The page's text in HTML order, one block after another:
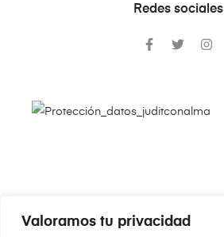
Valoramos tu privacidad
Redes sociales